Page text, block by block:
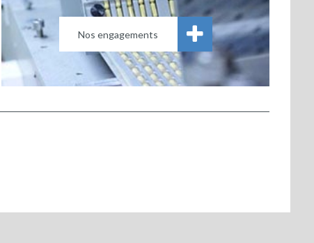
Nos engagements